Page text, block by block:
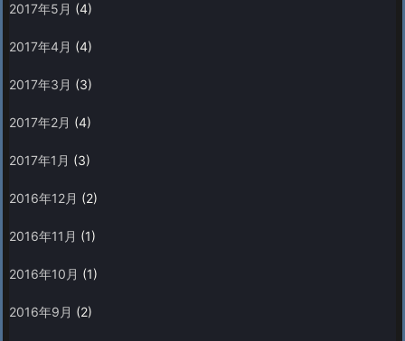
2017年5月 (4)
2017年4月 (4)
2017年3月 (3)
2017年2月 (4)
2017年1月 (3)
2016年12月 (2)
2016年11月 (1)
2016年10月 (1)
2016年9月 (2)